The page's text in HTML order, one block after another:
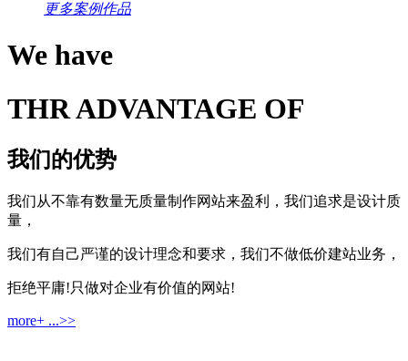
更多案例作品
We have
THR ADVANTAGE OF
我们的优势
我们从不靠有数量无质量制作网站来盈利，我们追求是设计质
量，
我们有自己严谨的设计理念和要求，我们不做低价建站业务，
拒绝平庸!只做对企业有价值的网站!
more+ ...>>